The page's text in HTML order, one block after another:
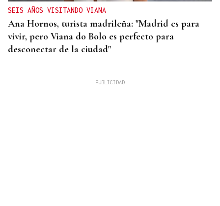
SEIS AÑOS VISITANDO VIANA
Ana Hornos, turista madrileña: "Madrid es para
vivir, pero Viana do Bolo es perfecto para
desconectar de la ciudad"